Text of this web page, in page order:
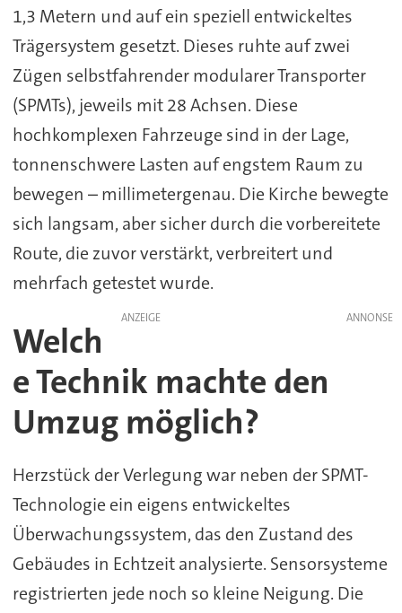
1,3 Metern und auf ein speziell entwickeltes
Trägersystem gesetzt. Dieses ruhte auf zwei
Zügen selbstfahrender modularer Transporter
(SPMTs), jeweils mit 28 Achsen. Diese
hochkomplexen Fahrzeuge sind in der Lage,
tonnenschwere Lasten auf engstem Raum zu
bewegen – millimetergenau. Die Kirche bewegte
sich langsam, aber sicher durch die vorbereitete
Route, die zuvor verstärkt, verbreitert und
mehrfach getestet wurde.
ANZEIGE
Welch
e Technik machte den
Umzug möglich?
Herzstück der Verlegung war neben der SPMT-
Technologie ein eigens entwickeltes
Überwachungssystem, das den Zustand des
Gebäudes in Echtzeit analysierte. Sensorsysteme
registrierten jede noch so kleine Neigung. Die